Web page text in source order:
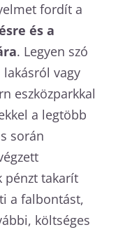
fordít a
és a
. Legyen szó
vagy
eszközparkkal
a legtöbb
során
pénzt takarít
a falbontást,
költséges